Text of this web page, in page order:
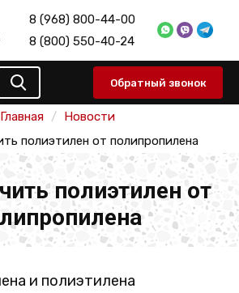
8 (968) 800-44-00
8 (800) 550-40-24
Обратный звонок
Главная
Новости
полиэтилен от полипропилена
полиэтилен от
и полиэтилена